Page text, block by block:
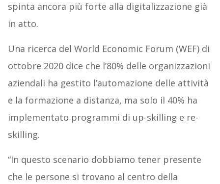
spinta ancora più forte alla digitalizzazione già
in atto.
Una ricerca del World Economic Forum (WEF) di
ottobre 2020 dice che l’80% delle organizzazioni
aziendali ha gestito l’automazione delle attività
e la formazione a distanza, ma solo il 40% ha
implementato programmi di up-skilling e re-
skilling.
“In questo scenario dobbiamo tener presente
che le persone si trovano al centro della